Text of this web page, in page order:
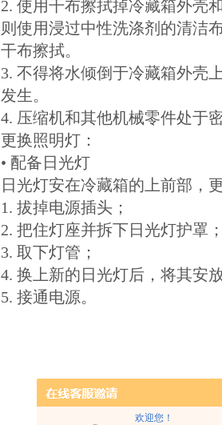
欢迎您！
2. 使用干布擦拭掉冷藏箱外壳
则使用浸过中性洗涤剂的清洁
干布擦拭。
3. 不得将水倾倒于冷藏箱外壳
发生。
4. 压缩机和其他机械零件处于
更换照明灯：
• 配备日光灯
日光灯安在冷藏箱的上前部，
1. 拔掉电源插头；
2. 把住灯座并拆下日光灯护罩；
3. 取下灯管；
4. 换上新的日光灯后，将其安
5. 接通电源。